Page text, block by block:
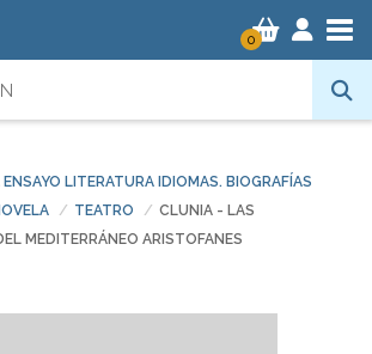
0
ENSAYO LITERATURA IDIOMAS. BIOGRAFÍAS
TEATRO
CLUNIA - LAS
MEDITERRÁNEO ARISTOFANES